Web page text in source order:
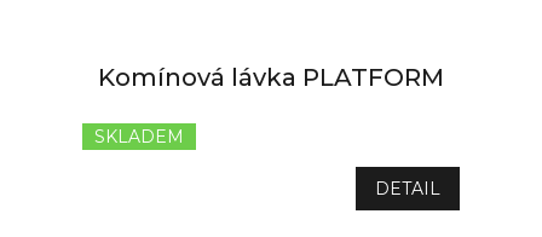
Komínová lávka PLATFORM
hodnocení
SKLADEM
DETAIL